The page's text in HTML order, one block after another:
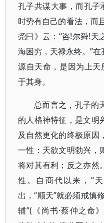
孔子共谋大事，而孔子
时势有自己的看法，而
尧曰》云：“咨!尔舜!天
海困穷，天禄永终。”
源自天命，是因为上天
于其身。
总而言之，孔子的
的人格神特征，是文明
及自然更化的终极原因
一性：天欲文明勃兴，
将对其有利；反之亦然
性。自商代以来，“
出，“顺天”就必须戒慎
辅”(《尚书·蔡仲之命